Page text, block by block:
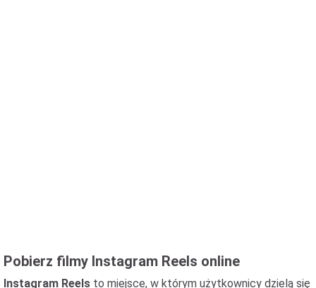
Pobierz filmy Instagram Reels online
Instagram Reels to miejsce, w którym użytkownicy dzielą się